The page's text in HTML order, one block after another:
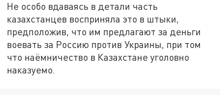
Не особо вдаваясь в детали часть
казахстанцев восприняла это в штыки,
предположив, что им предлагают за деньги
воевать за Россию против Украины, при том
что наёмничество в Казахстане уголовно
наказуемо.